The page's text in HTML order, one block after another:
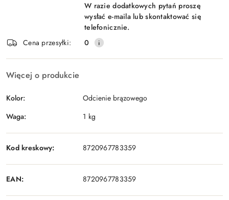
W razie dodatkowych pytań proszę
wysłać e-maila lub skontaktować się
telefonicznie.
Cena przesyłki:
0
Więcej o produkcie
Kolor:
Odcienie brązowego
Waga:
1 kg
Kod kreskowy: 8720967783359
EAN: 8720967783359